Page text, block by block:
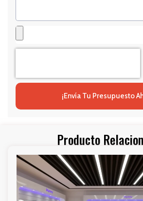
¡Envía Tu Presupuesto
Producto